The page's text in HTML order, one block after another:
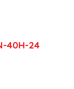
40H-24